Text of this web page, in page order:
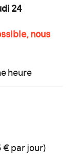
24
nous
heure
€ par jour)